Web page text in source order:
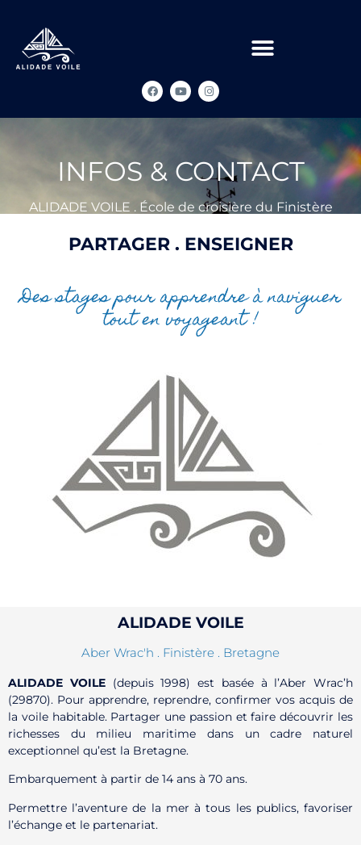
INFOS & CONTACT
ALIDADE VOILE . École de croisière du Finistère
PARTAGER . ENSEIGNER
Des stages pour apprendre à naviguer
tout en voyageant !
ALIDADE VOILE
Aber Wrac'h . Finistère . Bretagne
ALIDADE VOILE (depuis 1998) est basée à l’Aber Wrac’h
(29870). Pour apprendre, reprendre, confirmer vos acquis de
la voile habitable. Partager une passion et faire découvrir les
richesses du milieu maritime dans un cadre naturel
exceptionnel qu’est la Bretagne.
Embarquement à partir de 14 ans à 70 ans.
Permettre l’aventure de la mer à tous les publics, favoriser
l’échange et le partenariat.